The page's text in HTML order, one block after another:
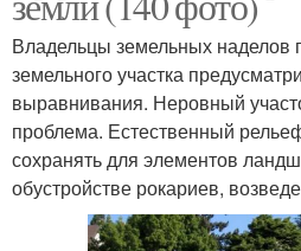
Владельцы земельных наделов
земельного участка
выравнивания. Неровный
проблема. Естественный
сохранять для элементов
обустройстве рокариев,